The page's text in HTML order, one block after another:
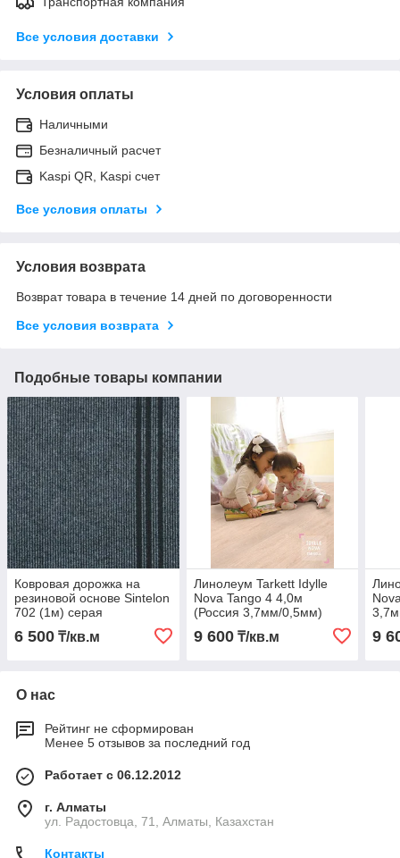
Все условия доставки
Условия оплаты
Наличными
Безналичный расчет
Kaspi QR, Kaspi счет
Все условия оплаты
Условия возврата
Возврат товара в течение 14 дней по договоренности
Все условия возврата
Подобные товары компании
Ковровая дорожка на
резиновой основе Sintelon
702 (1м) серая
6 500 ₸/кв.м
Линолеум Tarkett Idylle
Nova Tango 4 4,0м
(Россия 3,7мм/0,5мм)
9 600₸/кв.м 9
О нас
Рейтинг не сформирован
Менее 5 отзывов за последний год
Работает с 06.12.2012
г. Алматы
ул. Радостовца, 71, Алматы, Казахстан
Контакты